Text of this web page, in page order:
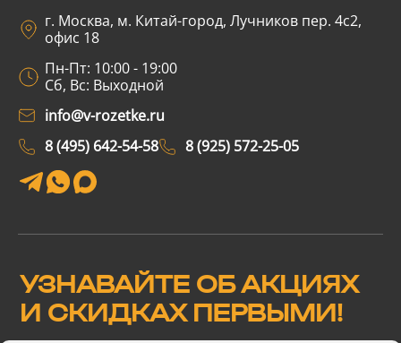
г. Москва, м. Китай-город, Лучников пер. 4с2,
офис 18
Пн-Пт: 10:00 - 19:00
Сб, Вс: Выходной
info@v-rozetke.ru
8 (495) 642-54-58
8 (925) 572-25-05
УЗНАВАЙТЕ ОБ АКЦИЯХ
И СКИДКАХ ПЕРВЫМИ!